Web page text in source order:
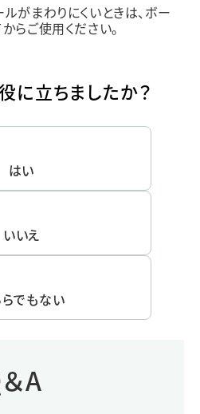
がまわりにくいときは、ボー
らご使用ください。
に立ちましたか？
はい
いいえ
らでもない
A